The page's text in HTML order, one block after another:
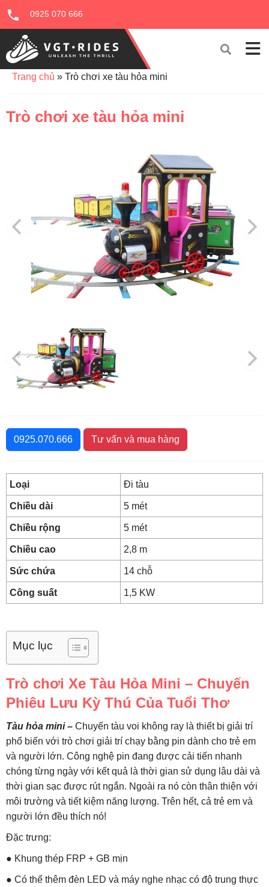
0925 070 666
Trang chủ » Trò chơi xe tàu hỏa mini
Trò chơi xe tàu hỏa mini
0925.070.666 Tư vấn và mua hàng
Loại Đi tàu
Chiều dài 5 mét
Chiều rộng 5 mét
Chiều cao 2,8 m
Sức chứa 14 chỗ
Công suất 1,5 KW
Mục lục
Trò chơi Xe Tàu Hỏa Mini – Chuyến
Phiêu Lưu Kỳ Thú Của Tuổi Thơ
Tàu hỏa mini – Chuyến tàu voi không ray là thiết bị giải trí
phổ biến với trò chơi giải trí chạy bằng pin dành cho trẻ em
và người lớn. Công nghệ pin đang được cải tiến nhanh
chóng từng ngày với kết quả là thời gian sử dụng lâu dài và
thời gian sạc được rút ngắn. Ngoài ra nó còn thân thiện với
môi trường và tiết kiệm năng lượng. Trên hết, cả trẻ em và
người lớn đều thích nó!
Đặc trưng:
● Khung thép FRP + GB mịn
● Có thể thêm đèn LED và máy nghe nhạc có độ trung thực